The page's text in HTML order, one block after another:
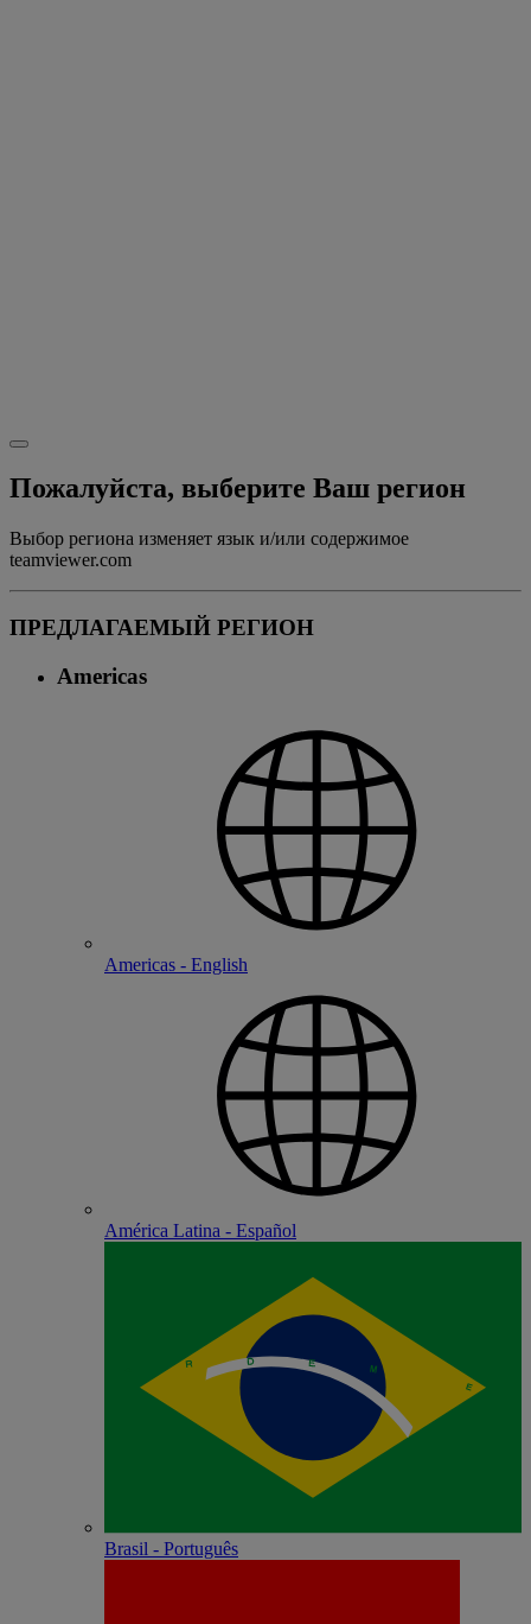
Пожалуйста, выберите Ваш регион
Выбор региона изменяет язык и/или содержимое
teamviewer.com
ПРЕДЛАГАЕМЫЙ РЕГИОН
Americas
Americas - English
América Latina - Español
Brasil - Português